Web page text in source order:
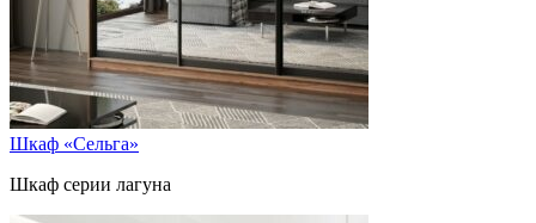
Шкаф «Сельга»
Шкаф серии лагуна